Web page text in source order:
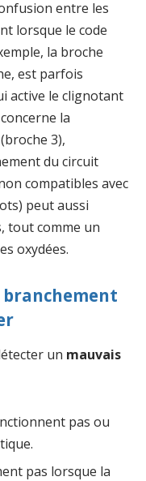
entre les
lorsque le code
la broche
est parfois
active le clignotant
la
3),
du circuit
compatibles avec
peut aussi
tout comme un
oxydées.
branchement
un mauvais
pas ou
pas lorsque la